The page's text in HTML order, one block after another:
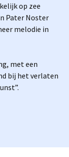
op zee
Pater Noster
melodie in
met een
bij het verlaten